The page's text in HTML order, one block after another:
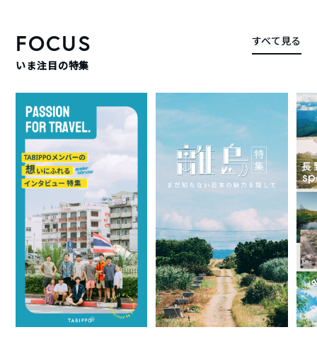
FOCUS
いま注目の特集
すべて見る